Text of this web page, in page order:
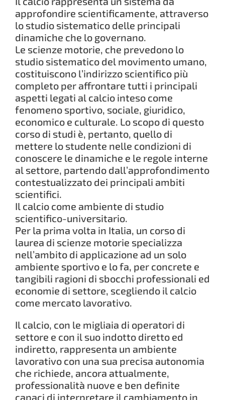
approfondire scientificamente, attraverso
lo studio sistematico delle principali
dinamiche che lo governano.
Le scienze motorie, che prevedono lo
studio sistematico del movimento umano,
costituiscono l’indirizzo scientifico più
completo per affrontare tutti i principali
aspetti legati al calcio inteso come
fenomeno sportivo, sociale, giuridico,
economico e culturale. Lo scopo di questo
corso di studi è, pertanto, quello di
mettere lo studente nelle condizioni di
conoscere le dinamiche e le regole interne
al settore, partendo dall’approfondimento
contestualizzato dei principali ambiti
scientifici.
Il calcio come ambiente di studio
scientifico-universitario.
Per la prima volta in Italia, un corso di
laurea di scienze motorie specializza
nell’ambito di applicazione ad un solo
ambiente sportivo e lo fa, per concrete e
tangibili ragioni di sbocchi professionali ed
economie di settore, scegliendo il calcio
come mercato lavorativo.
Il calcio, con le migliaia di operatori di
settore e con il suo indotto diretto ed
indiretto, rappresenta un ambiente
lavorativo con una sua precisa autonomia
che richiede, ancora attualmente,
professionalità nuove e ben definite
capaci di interpretare il cambiamento in